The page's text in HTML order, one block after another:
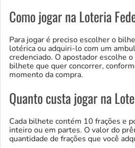
Como jogar na Loteria
Para jogar é preciso escolher o
lotérica ou adquiri-lo com um
credenciado. O apostador escolhe
bilhete que quer concorrer,
momento da compra.
Quanto custa jogar na
Cada bilhete contém 10 frações e
inteiro ou em partes. O valor do
quantidade de frações que você